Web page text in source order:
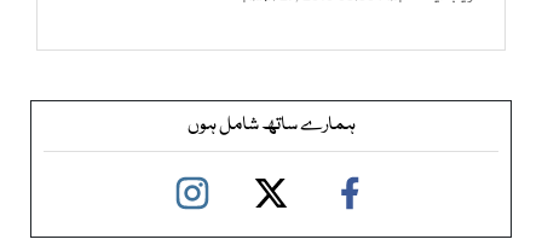
ہمارے ساتھ شامل ہوں